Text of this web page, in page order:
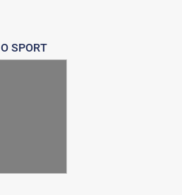
O SPORT